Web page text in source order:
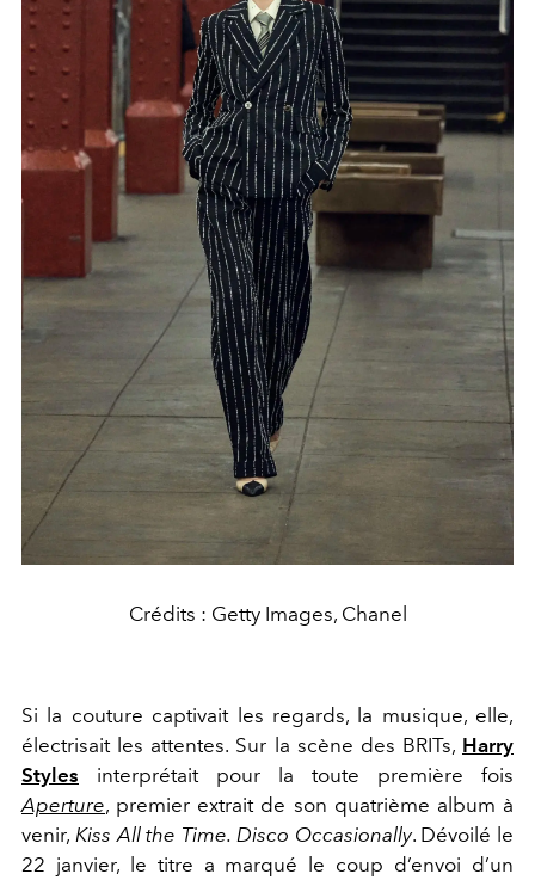
Crédits : Getty Images, Chanel
Si la couture captivait les regards, la musique, elle,
électrisait les attentes. Sur la scène des BRITs, Harry
Styles interprétait pour la toute première fois
Aperture, premier extrait de son quatrième album à
venir, Kiss All the Time. Disco Occasionally. Dévoilé le
22 janvier, le titre a marqué le coup d’envoi d’un